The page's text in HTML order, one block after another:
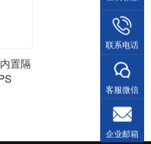
置隔
联系电话
客服微信
企业邮箱